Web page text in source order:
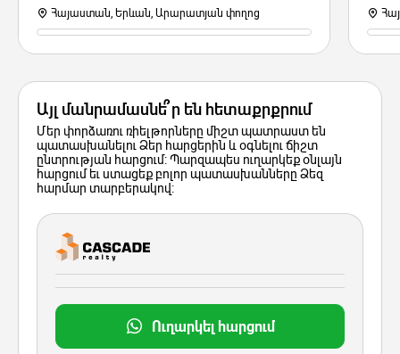
Հայաստան, Երևան, Արարատյան փողոց
Այլ մանրամասնե՞ր են հետաքրքրում
Մեր փորձառու ռիելթորները միշտ պատրաստ են
պատասխանելու Ձեր հարցերին և օգնելու ճիշտ
ընտրության հարցում: Պարզապես ուղարկեք օնլայն
հարցում եւ ստացեք բոլոր պատասխանները Ձեզ
հարմար տարբերակով:
Ուղարկել հարցում